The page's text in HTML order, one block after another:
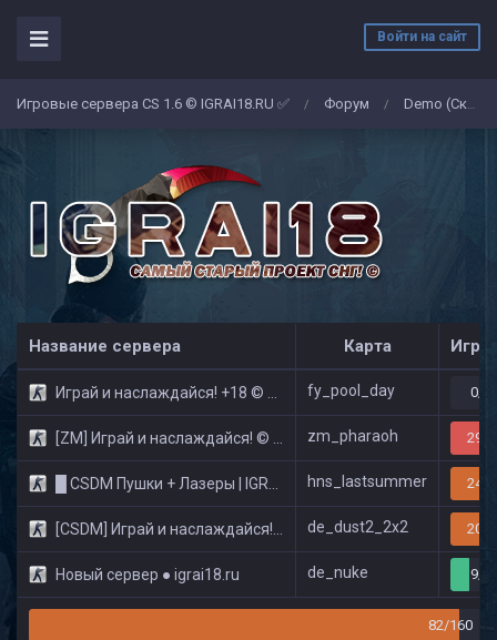
Войти на сайт
Игровые сервера CS 1.6 © IGRAI18.RU ✅ / Форум / Demo (Скриншоты)
Название сервера Карта
Играй и наслаждайся! +18 © Public fy_pool_day 0/
[ZM] Играй и наслаждайся! © Zombie Show zm_pharaoh 29/
█ CSDM Пушки + Лазеры | IGRAI18.RU ツ █ hns_lastsummer 24/
[CSDM] Играй и наслаждайся! © Classic de_dust2_2x2 20/
Новый сервер ● igrai18.ru de_nuke 9/
82/160